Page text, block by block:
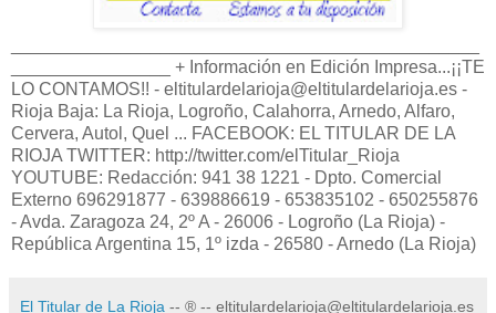
________________ + Información en Edición Impresa...¡¡TE
LO CONTAMOS!! - eltitulardelarioja@eltitulardelarioja.es -
Rioja Baja: La Rioja, Logroño, Calahorra, Arnedo, Alfaro,
Cervera, Autol, Quel ... FACEBOOK: EL TITULAR DE LA
RIOJA TWITTER: http://twitter.com/elTitular_Rioja
YOUTUBE: Redacción: 941 38 1221 - Dpto. Comercial
Externo 696291877 - 639886619 - 653835102 - 650255876
- Avda. Zaragoza 24, 2º A - 26006 - Logroño (La Rioja) -
República Argentina 15, 1º izda - 26580 - Arnedo (La Rioja)
El Titular de La Rioja -- ® -- eltitulardelarioja@eltitulardelarioja.es